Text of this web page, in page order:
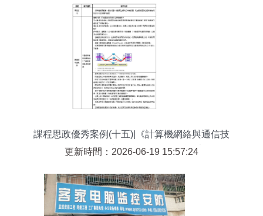
課程思政優秀案例(十五)|《計算機網絡與通信技
術》:工科課堂的課程思政教學設計
更新時間：2026-06-19 15:57:24